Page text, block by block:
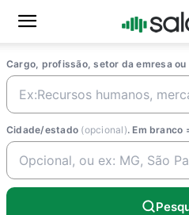
Cargo, profissão, setor da emresa ou
Cidade/estado (opcional). Em branco